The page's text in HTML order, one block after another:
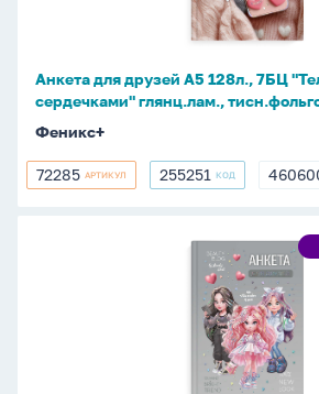
сердечками"
глянц.лам.,
тисн.фольгой
Анкета для друзей А5 128л., 7БЦ
сердечками" глянц.лам.,
Феникс+
72285
72285 АРТИКУЛ 255251
255251 КОД